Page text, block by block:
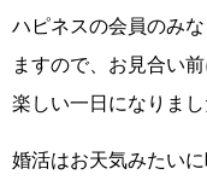
ハピネスの会員のみ
ますので、お見合い
楽しい一日になりまし
婚活はお天気みたい